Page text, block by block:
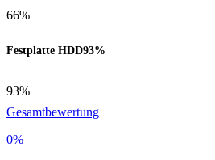
66%
Festplatte HDD93%
93%
Gesamtbewertung
0%